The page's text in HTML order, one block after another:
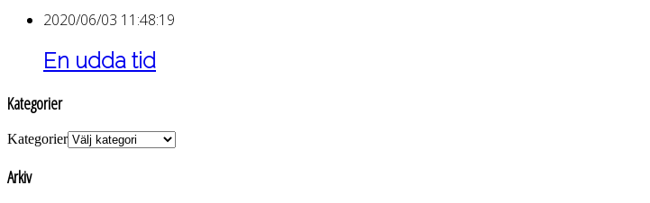
2020/06/03 11:48:19
En udda tid
Kategorier
Kategorier
Arkiv